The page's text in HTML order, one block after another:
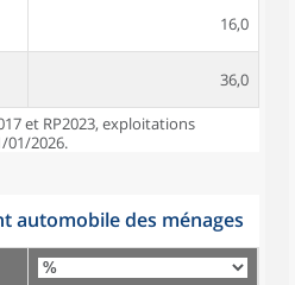
16,0
36,0
et RP2023, exploitations
01/2026.
automobile des ménages